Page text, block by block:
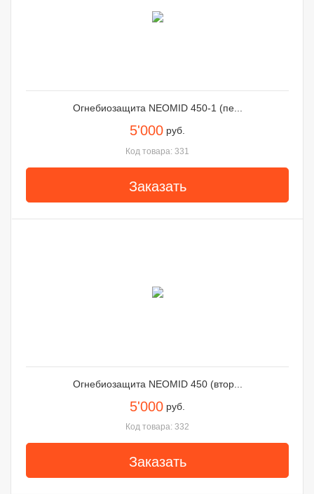
Огнебиозащита NEOMID 450-1 (пе...
5'000 руб.
Код товара: 331
Заказать
Огнебиозащита NEOMID 450 (втор...
5'000 руб.
Код товара: 332
Заказать